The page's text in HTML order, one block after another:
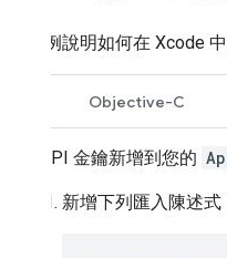
以下範例說明如何在 Xcode
Objective-C
將 API 金鑰新增到您的
新增下列匯入陳述式